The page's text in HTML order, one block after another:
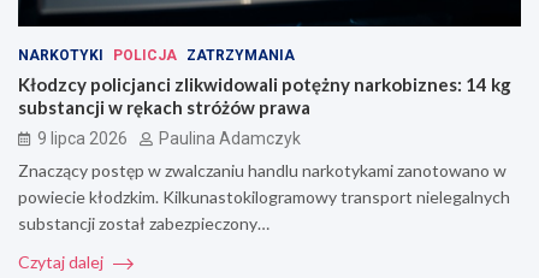
NARKOTYKI POLICJA ZATRZYMANIA
Kłodzcy policjanci zlikwidowali potężny narkobiznes: 14 kg
substancji w rękach stróżów prawa
9 lipca 2026 Paulina Adamczyk
Znaczący postęp w zwalczaniu handlu narkotykami zanotowano w
powiecie kłodzkim. Kilkunastokilogramowy transport nielegalnych
substancji został zabezpieczony…
Czytaj dalej